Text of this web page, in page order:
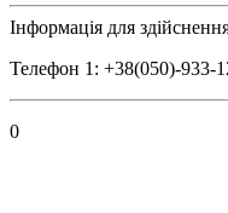
Інформація для
Телефон 1: +38(050)-933-
0